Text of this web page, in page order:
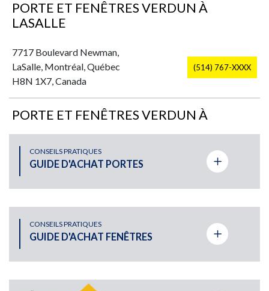
PORTE ET FENÊTRES VERDUN À
LASALLE
7717 Boulevard Newman,
LaSalle, Montréal, Québec
H8N 1X7, Canada
(514) 767-XXXX
PORTE ET FENÊTRES VERDUN À
2725 Rue Rachel Est,
Montréal, QC, Canada
(514) 524-XXXX
PORTE ET FENÊTRES VERDUN À ST-
LÉONARD
9365 rue De Meaux St-
(514) 940-XXXX
CONSEILS PRATIQUES
GUIDE D'ACHAT PORTES
CONSEILS PRATIQUES
GUIDE D'ACHAT FENÊTRES